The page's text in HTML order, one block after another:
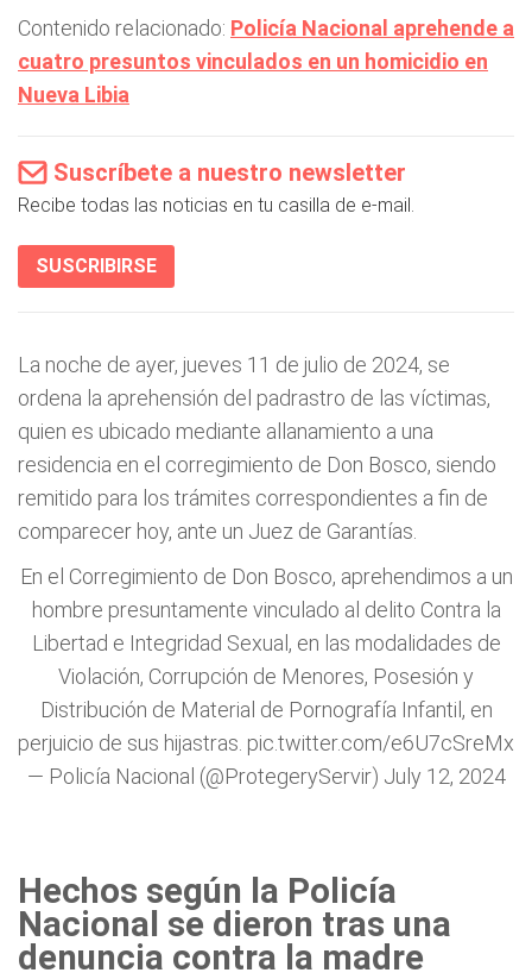
Contenido relacionado: Policía Nacional aprehende a
cuatro presuntos vinculados en un homicidio en
Nueva Libia
Suscríbete a nuestro newsletter
Recibe todas las noticias en tu casilla de e-mail.
SUSCRIBIRSE
La noche de ayer, jueves 11 de julio de 2024, se
ordena la aprehensión del padrastro de las víctimas,
quien es ubicado mediante allanamiento a una
residencia en el corregimiento de Don Bosco, siendo
remitido para los trámites correspondientes a fin de
comparecer hoy, ante un Juez de Garantías.
En el Corregimiento de Don Bosco, aprehendimos a un
hombre presuntamente vinculado al delito Contra la
Libertad e Integridad Sexual, en las modalidades de
Violación, Corrupción de Menores, Posesión y
Distribución de Material de Pornografía Infantil, en
perjuicio de sus hijastras. pic.twitter.com/e6U7cSreMx
— Policía Nacional (@ProtegeryServir) July 12, 2024
Hechos según la Policía
Nacional se dieron tras una
denuncia contra la madre